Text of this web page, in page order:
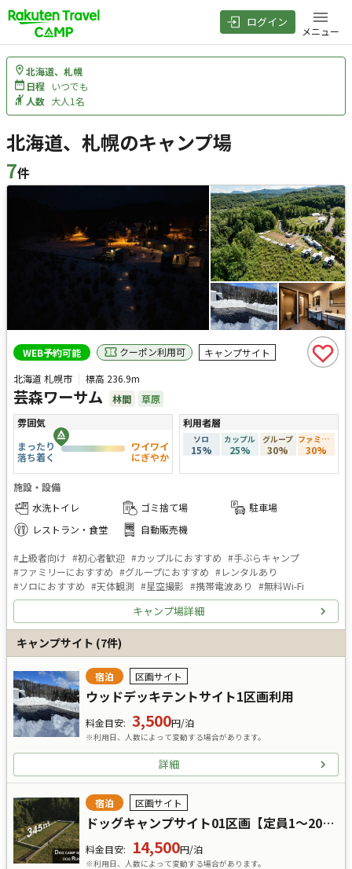
ログイン
メニュー
北海道、札幌
日程 いつでも
人数 大人1名
北海道、札幌のキャンプ場
7件
検索結果
WEB予約可能 クーポン利用可
キャンプサイト
北海道 札幌市
標高 236.9m
芸森ワーサム 林間
草原
雰囲気
まったり
落ち着く
ワイワイ
にぎやか
利用者層
ソロ
15%
カップル
25%
グループ
30%
ファミリー
30%
施設・設備
水洗トイレ
ゴミ捨て場
駐車場
レストラン・食堂
自動販売機
# 上級者向け #初心者歓迎 #カップルにおすすめ #手ぶらキャンプ
#ファミリーにおすすめ #グループにおすすめ #レンタルあり
#ソロにおすすめ #天体観測 #星空撮影 #携帯電波あり #無料Wi-Fi
キャンプ場詳細
キャンプサイト (7件)
宿泊 区画サイト
ウッドデッキテントサイト1区画利用
料金目安: 3,500円/泊
※利用日、人数によって変動する場合があります。
詳細
宿泊 区画サイト
ドッグキャンプサイト01区画【定員1～20名】
料金目安: 14,500円/泊
※利用日、人数によって変動する場合があります。